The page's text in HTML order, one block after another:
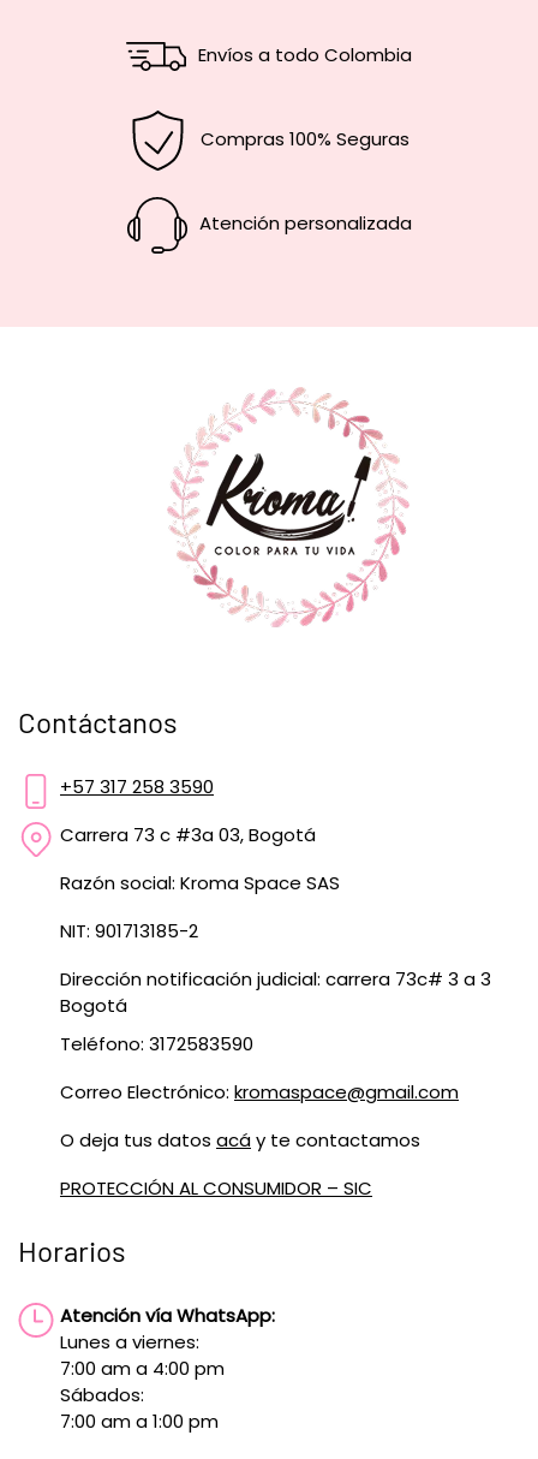
Envíos a todo Colombia
Compras 100% Seguras
Atención personalizada
Contáctanos
+57 317 258 3590
Carrera 73 c #3a 03, Bogotá
Razón social: Kroma Space SAS
NIT: 901713185-2
Dirección notificación judicial: carrera 73c# 3 a 3
Bogotá
Teléfono: 3172583590
Correo Electrónico: kromaspace@gmail.com
O deja tus datos acáy te contactamos
PROTECCIÓN AL CONSUMIDOR – SIC
Horarios
Atención vía WhatsApp:
Lunes a viernes:
7:00 am a 4:00 pm
Sábados:
7:00 am a 1:00 pm